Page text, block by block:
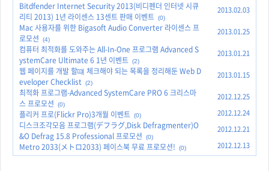
Bitdfender Internet Security 2013(비디펜더 인터넷 시큐
리티 2013) 1년 라이센스 13센트 판매 이벤트 (0)
2013.02.03
Mac 사용자를 위한 Bigasoft Audio Converter 라이센스 프
로모션
(4)
2013.01.25
컴퓨터 최적화를 도와주는 All-In-One 프로그램 Advanced S
ystemCare Ultimate 6 1년 이벤트 (2)
2013.01.21
웹 페이지를 개발 할떄 체크해야 되는 목록을 정리해둔 Web D
eveloper Checklist (2)
2013.01.15
최적화 프로그램-Advanced SystemCare PRO 6 크리스마
스 프로모션
(0)
2012.12.25
플리커 프로(Flickr Pro)3개월 이벤트 (0) 2012.12.24
디스크조각모음 프로그램(デフラグ,Disk Defragmenter)O
&O Defrag 15.8 Professional 프로모션
(0)
2012.12.21
Metro 2033(メトロ2033) 페이스북 무료 프로모션! (0) 2012.12.13